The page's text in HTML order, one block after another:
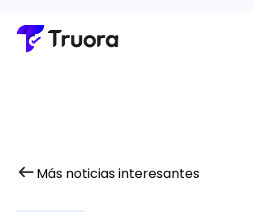
Más noticias interesantes